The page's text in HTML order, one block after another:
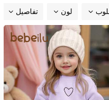
لون تفاصيل